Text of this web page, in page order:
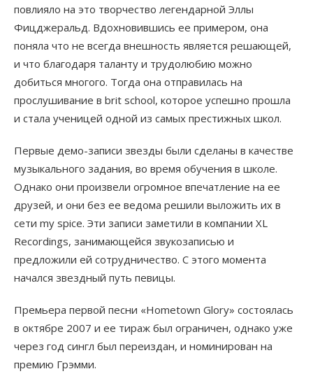
повлияло на это творчество легендарной Эллы
Фицджеральд. Вдохновившись ее примером, она
поняла что не всегда внешность является решающей,
и что благодаря таланту и трудолюбию можно
добиться многого. Тогда она отправилась на
прослушивание в brit school, которое успешно прошла
и стала ученицей одной из самых престижных школ.
Первые демо-записи звезды были сделаны в качестве
музыкального задания, во время обучения в школе.
Однако они произвели огромное впечатление на ее
друзей, и они без ее ведома решили выложить их в
сети my spice. Эти записи заметили в компании XL
Recordings, занимающейся звукозаписью и
предложили ей сотрудничество. С этого момента
начался звездный путь певицы.
Премьера первой песни «Hometown Glory» состоялась
в октябре 2007 и ее тираж был ограничен, однако уже
через год сингл был переиздан, и номинирован на
премию Грэмми.